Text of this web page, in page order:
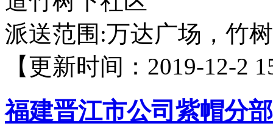
派送范围:万达广场，竹
【更新时间：2019-12-2
福建晋江市公司紫帽分部